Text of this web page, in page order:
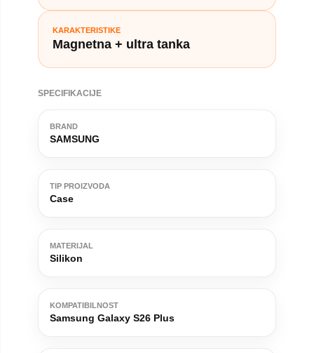
KARAKTERISTIKE
Magnetna + ultra tanka
SPECIFIKACIJE
BRAND
SAMSUNG
TIP PROIZVODA
Case
MATERIJAL
Silikon
KOMPATIBILNOST
Samsung Galaxy S26 Plus